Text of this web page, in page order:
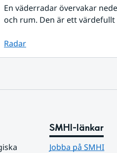
En väderradar övervakar
och rum. Den är ett
Radar
SMHI-länkar
Jobba på SMHI